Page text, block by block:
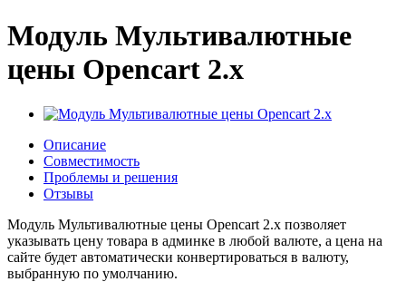
Модуль Мультивалютные
цены Opencart 2.x
Описание
Совместимость
Проблемы и решения
Отзывы
Модуль Мультивалютные цены Opencart 2.x позволяет
указывать цену товара в админке в любой валюте, а цена на
сайте будет автоматически конвертироваться в валюту,
выбранную по умолчанию.